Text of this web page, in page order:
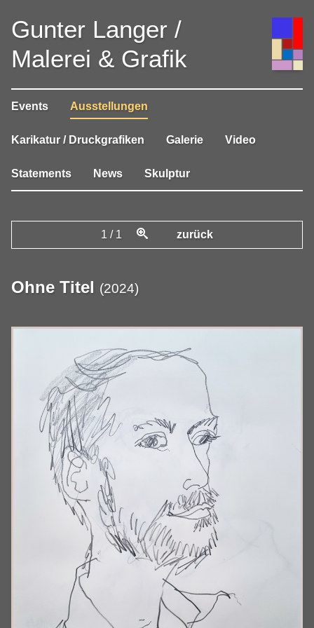
Gunter Langer /
Malerei & Grafik
Events Ausstellungen
Karikatur / Druckgrafiken Galerie Video
Statements News Skulptur
1 / 1 zurück
Ohne Titel (2024)